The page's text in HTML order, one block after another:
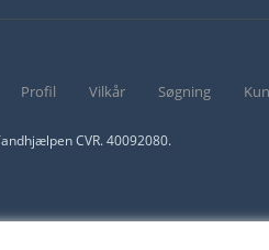
Profil Vilkår Søgning
CVR. 40092080.